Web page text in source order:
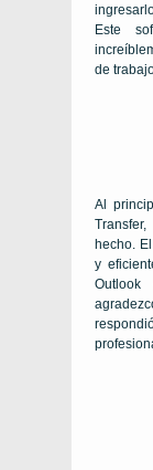
Este
de
Al
hecho.
y